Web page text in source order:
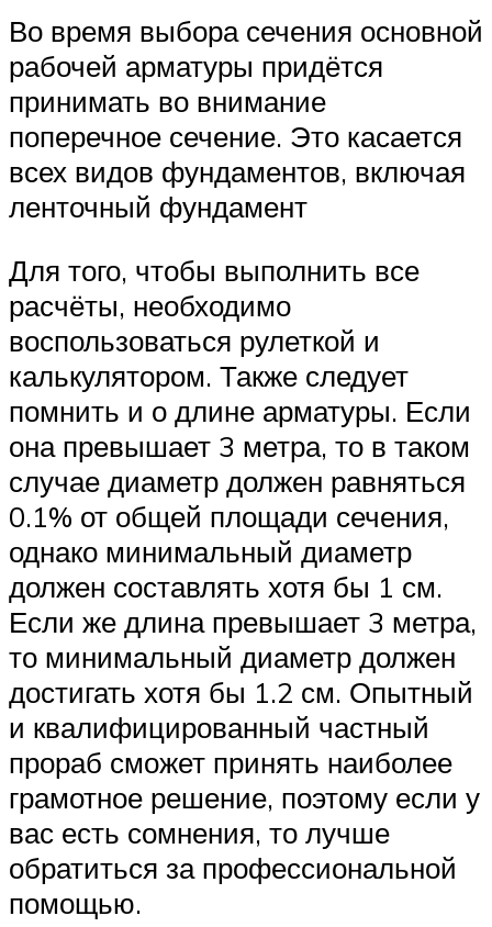
Во время выбора сечения основной
рабочей арматуры придётся
принимать во внимание
поперечное сечение. Это касается
всех видов фундаментов, включая
ленточный фундамент
Для того, чтобы выполнить все
расчёты, необходимо
воспользоваться рулеткой и
калькулятором. Также следует
помнить и о длине арматуры. Если
она превышает 3 метра, то в таком
случае диаметр должен равняться
0.1% от общей площади сечения,
однако минимальный диаметр
должен составлять хотя бы 1 см.
Если же длина превышает 3 метра,
то минимальный диаметр должен
достигать хотя бы 1.2 см. Опытный
и квалифицированный частный
прораб сможет принять наиболее
грамотное решение, поэтому если у
вас есть сомнения, то лучше
обратиться за профессиональной
помощью.